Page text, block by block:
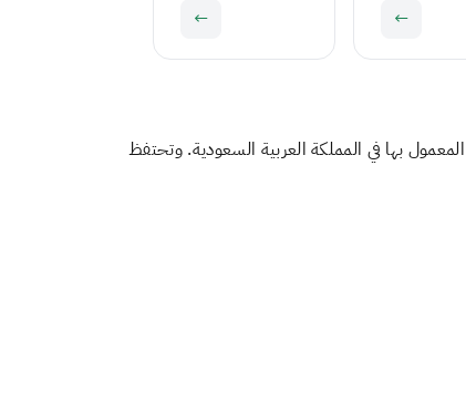
←
←
بها في المملكة العربية السعودية. وتحتفظ